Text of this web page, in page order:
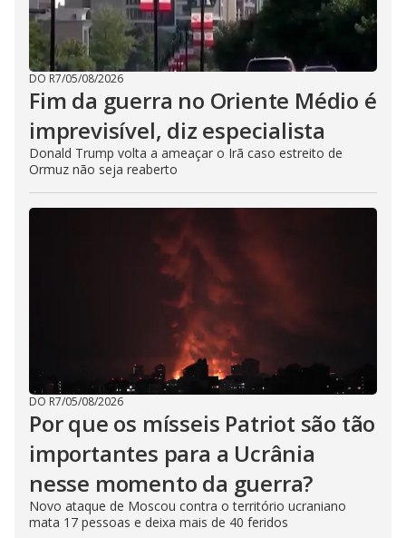
DO R7/05/08/2026
Fim da guerra no Oriente Médio é
imprevisível, diz especialista
Donald Trump volta a ameaçar o Irã caso estreito de
Ormuz não seja reaberto
DO R7/05/08/2026
Por que os mísseis Patriot são tão
importantes para a Ucrânia
nesse momento da guerra?
Novo ataque de Moscou contra o território ucraniano
mata 17 pessoas e deixa mais de 40 feridos